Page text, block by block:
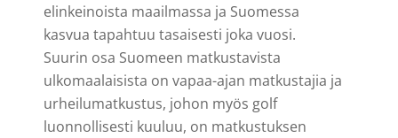
elinkeinoista maailmassa ja Suomessa
kasvua tapahtuu tasaisesti joka vuosi.
Suurin osa Suomeen matkustavista
ulkomaalaisista on vapaa-ajan matkustajia ja
urheilumatkustus, johon myös golf
luonnollisesti kuuluu, on matkustuksen